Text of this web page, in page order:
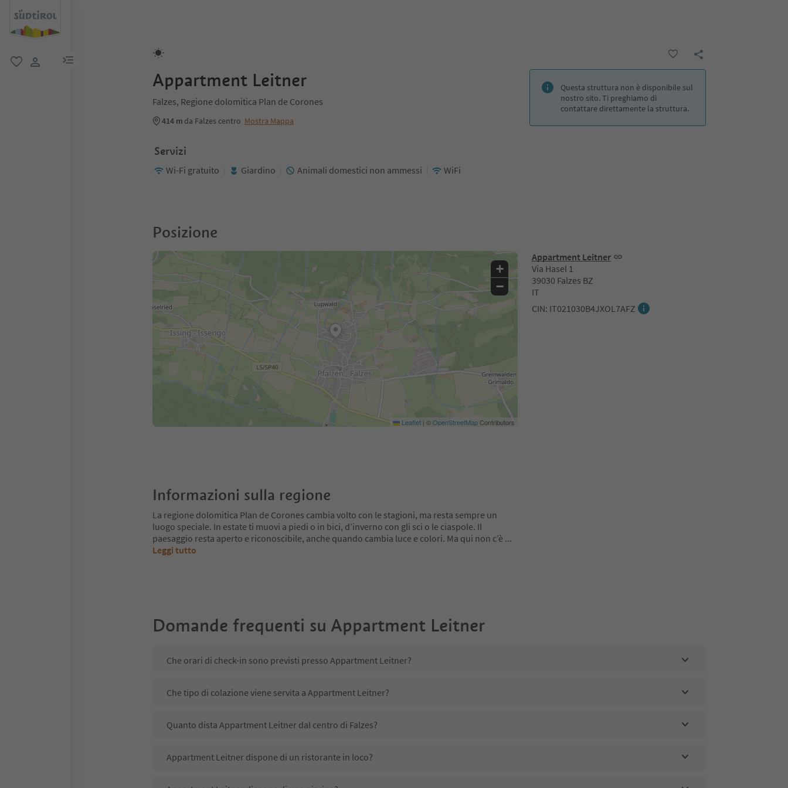
menu link
Appartment Leitner
Falzes, Regione dolomitica Plan de Corones
414 m da Falzes centro Mostra Mappa
Questa struttura non è disponibile sul
nostro sito. Ti preghiamo di
contattare direttamente la struttura.
Servizi
Wi-Fi gratuito Giardino Animali domestici non ammessi WiFi
Posizione
Appartment Leitner
Via Hasel 1
39030 Falzes BZ
IT
CIN: IT021030B4JXOL7AFZ
+
−
Leaflet | ©OpenStreetMapContributors
Informazioni sulla regione
La regione dolomitica Plan de Corones cambia volto con le stagioni, ma resta sempre un
luogo speciale. In estate ti muovi a piedi o in bici, d’inverno con gli sci o le ciaspole. Il
paesaggio resta aperto e riconoscibile, anche quando cambia luce e colori. Ma qui non c’è ...
Leggi tutto
Domande frequenti su Appartment Leitner
Che orari di check-in sono previsti presso Appartment Leitner?
Che tipo di colazione viene servita a Appartment Leitner?
Quanto dista Appartment Leitner dal centro di Falzes?
Appartment Leitner dispone di un ristorante in loco?